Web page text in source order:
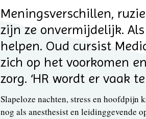
Meningsverschillen,
zijn ze onvermijdelijk.
helpen. Oud cursist
zich op het voorkomen
zorg. ‘HR wordt er vaak
Slapeloze nachten, stress en hoofdpijn
nog als anesthesist en leidinggevende